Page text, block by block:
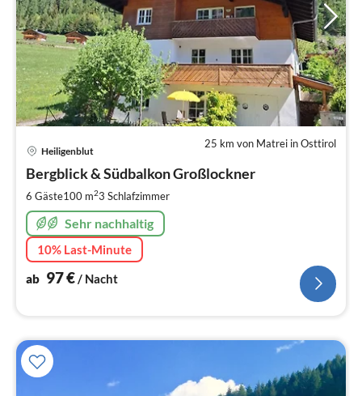
25 km von Matrei in Osttirol
Heiligenblut
Bergblick & Südbalkon Großlockner
6 Gäste100 m23 Schlafzimmer
Sehr nachhaltig
10% Last-Minute
ab 97€/ Nacht